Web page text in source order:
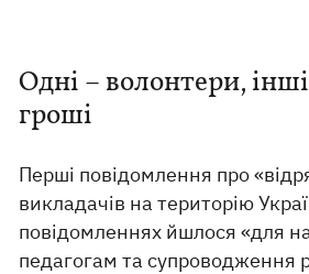
Одні – волонтери,
гроші
Перші повідомлення про
викладачів на територію
повідомленнях йшлося «для
педагогам та супроводження